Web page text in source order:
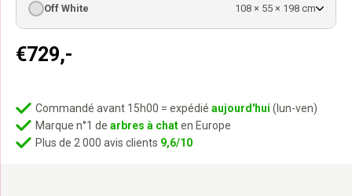
€729,-
Off White 108 × 55 × 198 cm
Commandé avant 15h00 = expédié aujourd'hui (lun-ven)
Marque n°1 de arbres à chaten Europe
Plus de 2 000 avis clients 9,6/10